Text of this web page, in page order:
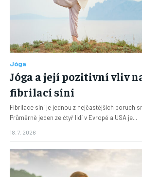
Jóga
Jóga a její pozitivní vliv
fibrilací síní
Fibrilace síní je jednou z nejčastějších poruch
Průměrně jeden ze čtyř lidí v Evropě a USA je...
18. 7. 2026